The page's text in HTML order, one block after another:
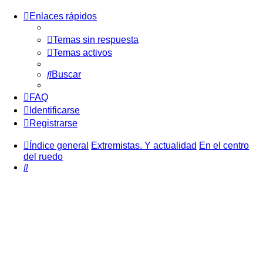
Enlaces rápidos
Temas sin respuesta
Temas activos
Buscar
FAQ
Identificarse
Registrarse
Índice general Extremistas. Y actualidad En el centro
del ruedo
Buscar